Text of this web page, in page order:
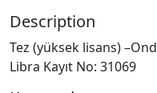
Description
Tez (yüksek lisans)
Libra Kayıt No: 31069